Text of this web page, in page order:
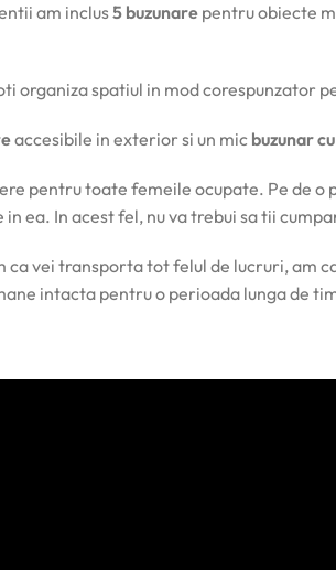
am inclus5 buzunare pentru obiecte
organiza spatiul in mod corespunzator
accesibile in exterior si un mic buzunar
pentru toate femeile ocupate. Pe de o
ea. In acest fel, nu va trebui sa tii
ca vei transporta tot felul de lucruri, am
intacta pentru o perioada lunga de